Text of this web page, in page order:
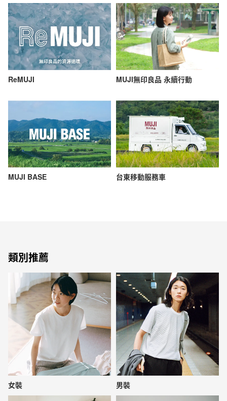
ReMUJI MUJI無印良品 永續行動
MUJI BASE 台東移動服務車
類別推薦
女裝 男裝